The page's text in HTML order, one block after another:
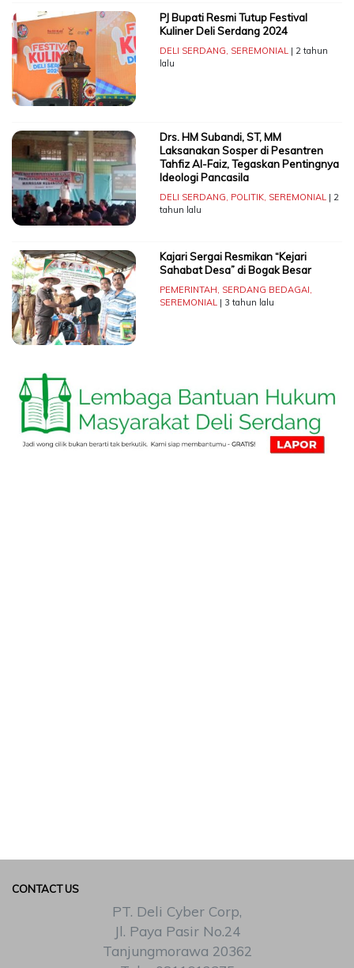
PJ Bupati Resmi Tutup Festival
Kuliner Deli Serdang 2024
DELI SERDANG SEREMONIAL | 2 tahun
lalu
Drs. HM Subandi, ST, MM
Laksanakan Sosper di Pesantren
Tahfiz Al-Faiz, Tegaskan Pentingnya
Ideologi Pancasila
DELI SERDANG POLITIK, SEREMONIAL | 2
tahun lalu
Kajari Sergai Resmikan “Kejari
Sahabat Desa” di Bogak Besar
PEMERINTAH SERDANG BEDAGAI
SEREMONIAL | 3 tahun lalu
CONTACT US
PT. Deli Cyber Corp,
Jl. Paya Pasir No.24
Tanjungmorawa 20362